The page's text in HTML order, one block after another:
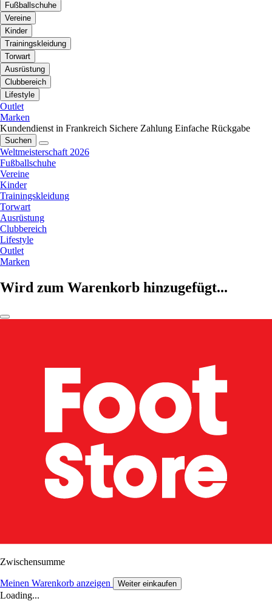
Fußballschuhe
Vereine
Kinder
Trainingskleidung
Torwart
Ausrüstung
Clubbereich
Lifestyle
Outlet
Marken
Kundendienst in Frankreich Sichere Zahlung Einfache Rückgabe
Suchen
Weltmeisterschaft 2026
Fußballschuhe
Vereine
Kinder
Trainingskleidung
Torwart
Ausrüstung
Clubbereich
Lifestyle
Outlet
Marken
Wird zum Warenkorb hinzugefügt...
Zwischensumme
Meinen Warenkorb anzeigen Weiter einkaufen
Loading...